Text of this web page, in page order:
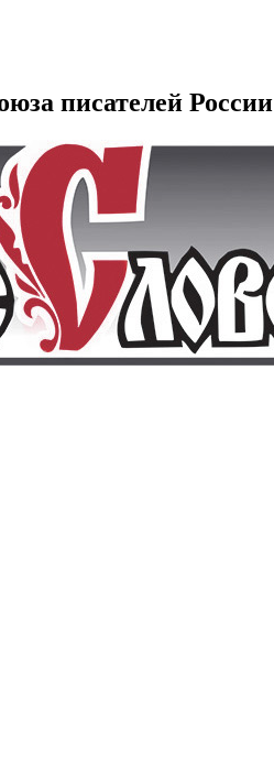
писателей России